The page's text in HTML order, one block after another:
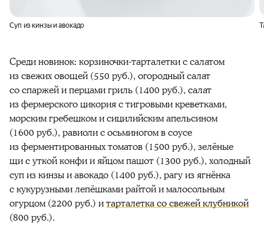
Суп из кинзы и авокадо
Среди новинок: корзиночки-тарталетки с салатом
из свежих овощей (550 руб.), огородный салат
со спаржей и перцами гриль (1400 руб.), салат
из фермерского цикория с тигровыми креветками,
морским гребешком и сицилийским апельсином
(1600 руб.), равиоли с осьминогом в соусе
из ферментированных томатов (1500 руб.), зелёные
щи с уткой конфи и яйцом пашот (1300 руб.), холодный
суп из кинзы и авокадо (1400 руб.), рагу из ягнёнка
с кукурузными лепёшками райтой и малосольным
огурцом (2200 руб.) итарталетка со свежей клубникой
(800 руб.).